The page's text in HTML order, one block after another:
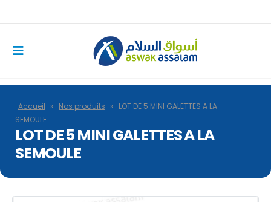
Accueil » Nos produits » LOT DE 5 MINI GALETTES A LA
SEMOULE
LOT DE 5 MINI GALETTES A LA
SEMOULE